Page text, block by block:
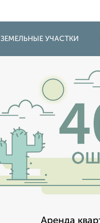
ЗЕМЕЛЬНЫЕ УЧАСТКИ
Аренда